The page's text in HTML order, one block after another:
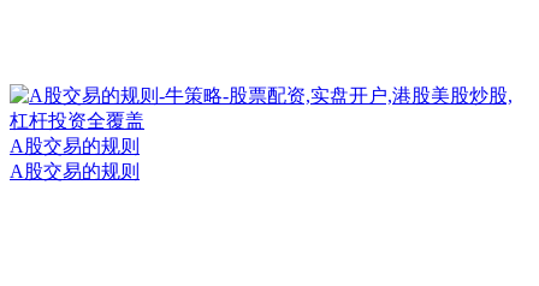
A股交易的规则
A股交易的规则